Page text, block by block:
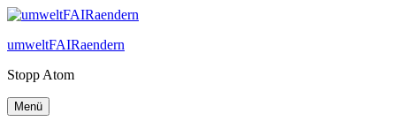
Zum
springen
umweltFAIRaendern
Stopp Atom
Menü